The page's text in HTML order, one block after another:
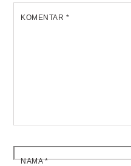
KOMENTAR *
NAMA*